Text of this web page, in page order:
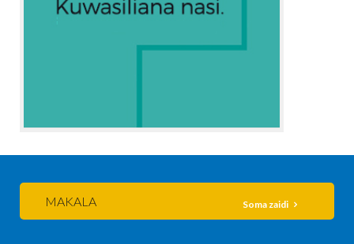
MAKALA Soma zaidi